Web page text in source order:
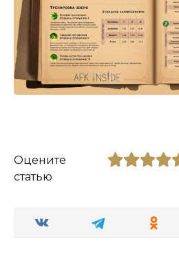
Оцените
статью